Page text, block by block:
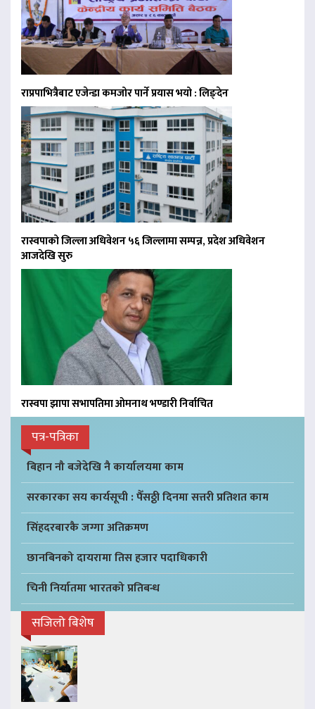
राप्रपाभित्रैबाट एजेन्डा कमजोर पार्ने प्रयास भयो : लिङ्देन
रास्वपाको जिल्ला अधिवेशन ५६ जिल्लामा सम्पन्न, प्रदेश अधिवेशन
आजदेखि सुरु
रास्वपा झापा सभापतिमा ओमनाथ भण्डारी निर्वाचित
पत्र-पत्रिका
बिहान नौ बजेदेखि नै कार्यालयमा काम
सरकारका सय कार्यसूची : पैँसठ्ठी दिनमा सत्तरी प्रतिशत काम
सिंहदरबारकै जग्गा अतिक्रमण
छानबिनको दायरामा तिस हजार पदाधिकारी
चिनी निर्यातमा भारतको प्रतिबन्ध
सजिलो बिशेष